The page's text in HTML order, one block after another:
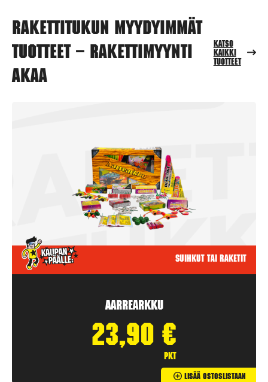
Rakettitukun myydyimmät
tuotteet – Rakettimyynti
Akaa
Katso
kaikki
tuotteet
Suihkut tai raketit
Aarrearkku
23,90 €
pkt
Lisää Ostoslistaan